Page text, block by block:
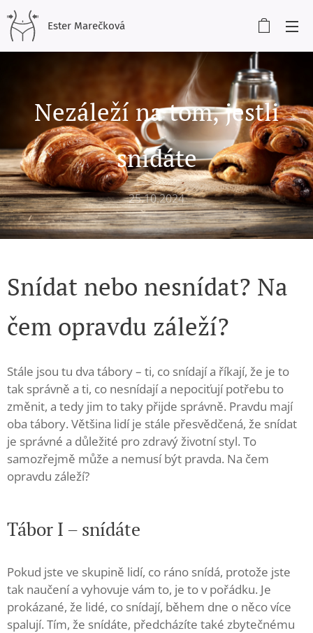
Ester Marečková
Nezáleží na tom, jestli
snídáte
25.10.2024
Snídat nebo nesnídat? Na
čem opravdu záleží?
Stále jsou tu dva tábory – ti, co snídají a říkají, že je to
tak správně a ti, co nesnídají a nepociťují potřebu to
změnit, a tedy jim to taky přijde správně. Pravdu mají
oba tábory. Většina lidí je stále přesvědčená, že snídat
je správné a důležité pro zdravý životní styl. To
samozřejmě může a nemusí být pravda. Na čem
opravdu záleží?
Tábor I – snídáte
Pokud jste ve skupině lidí, co ráno snídá, protože jste
tak naučení a vyhovuje vám to, je to v pořádku. Je
prokázané, že lidé, co snídají, během dne o něco více
spalují. Tím, že snídáte, předcházíte také zbytečnému